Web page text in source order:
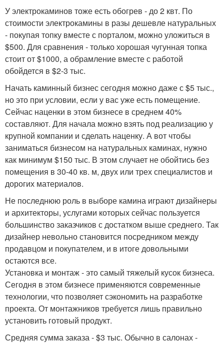
У электрокаминов тоже есть обогрев - до 2 квт. По
стоимости электрокамины в разы дешевле натуральных
- покупая топку вместе с порталом, можно уложиться в
$500. Для сравнения - только хорошая чугунная топка
стоит от $1000, а обрамление вместе с работой
обойдется в $2-3 тыс.
Начать каминный бизнес сегодня можно даже с $5 тыс.,
но это при условии, если у вас уже есть помещение.
Сейчас наценки в этом бизнесе в среднем 40%
составляют. Для начала можно взять под реализацию у
крупной компании и сделать наценку. А вот чтобы
заниматься бизнесом на натуральных каминах, нужно
как минимум $150 тыс. В этом случает не обойтись без
помещения в 30-40 кв. м, двух или трех специалистов и
дорогих материалов.
Не последнюю роль в выборе камина играют дизайнеры
и архитекторы, услугами которых сейчас пользуется
большинство заказчиков с достатком выше среднего. Так
дизайнер невольно становится посредником между
продавцом и покупателем, и в итоге довольными
остаются все.
Установка и монтаж - это самый тяжелый кусок бизнеса.
Сегодня в этом бизнесе применяются современные
технологии, что позволяет сэкономить на разработке
проекта. От монтажников требуется лишь правильно
установить готовый продукт.
Средняя сумма заказа - $3 тыс. Обычно в салонах -